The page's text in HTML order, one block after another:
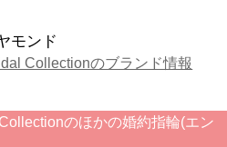
モンド
Collectionのブランド情報
のほかの婚約指輪(エン